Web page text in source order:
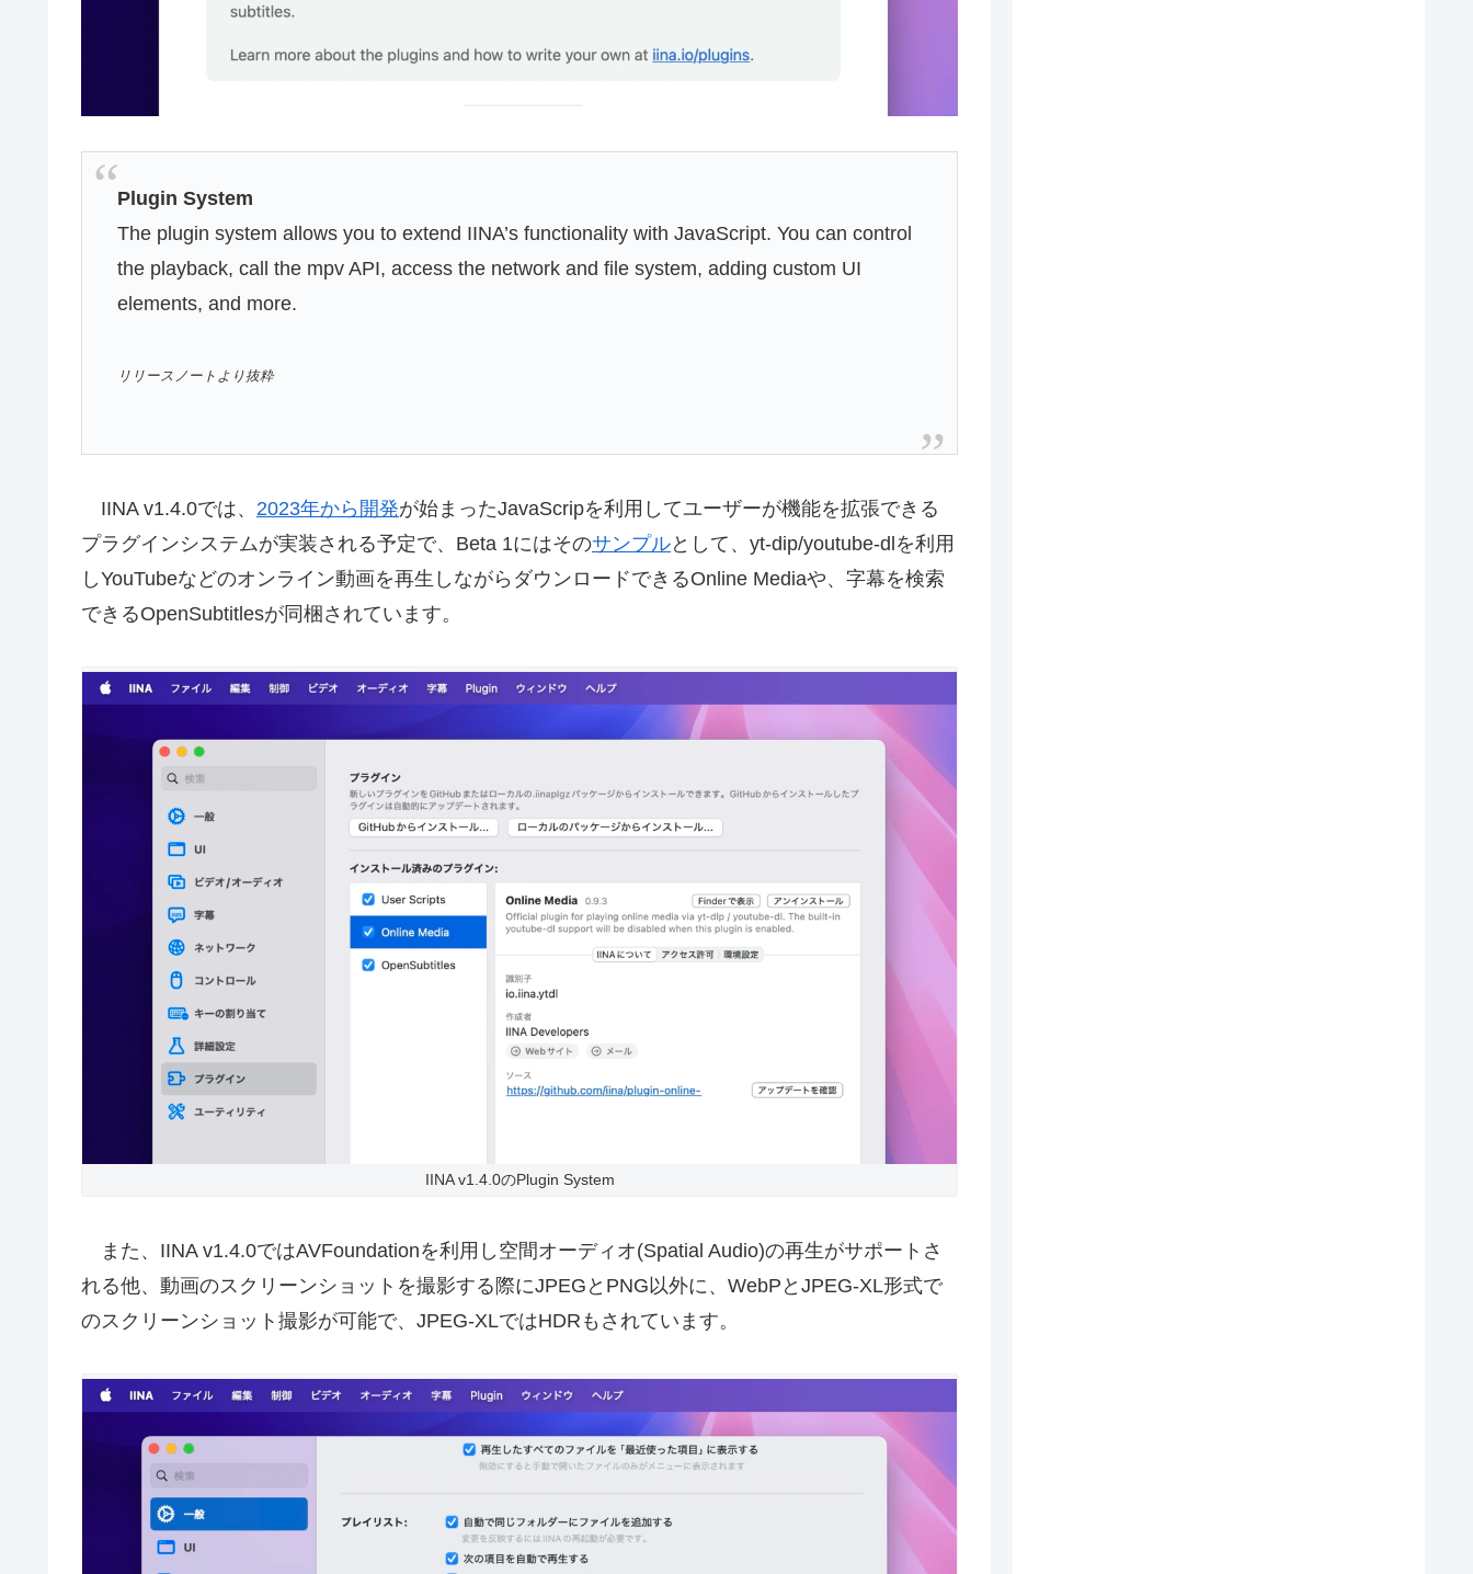
Plugin System
The plugin system allows you to extend IINA’s functionality with JavaScript. You can control
the playback, call the mpv API, access the network and file system, adding custom UI
elements, and more.
リリースノートより抜粋
IINA v1.4.0では、 2023年から開発が始まったJavaScripを利用してユーザーが機能を拡張できる
プラグインシステムが実装される予定で、Beta 1にはそのサンプルとして、yt-dip/youtube-dlを利用
しYouTubeなどのオンライン動画を再生しながらダウンロードできるOnline Mediaや、字幕を検索
できるOpenSubtitlesが同梱されています。
IINA v1.4.0のPlugin System
また、IINA v1.4.0ではAVFoundationを利用し空間オーディオ(Spatial Audio)の再生がサポートさ
れる他、動画のスクリーンショットを撮影する際にJPEGとPNG以外に、WebPとJPEG-XL形式で
のスクリーンショット撮影が可能で、JPEG-XLではHDRもされています。